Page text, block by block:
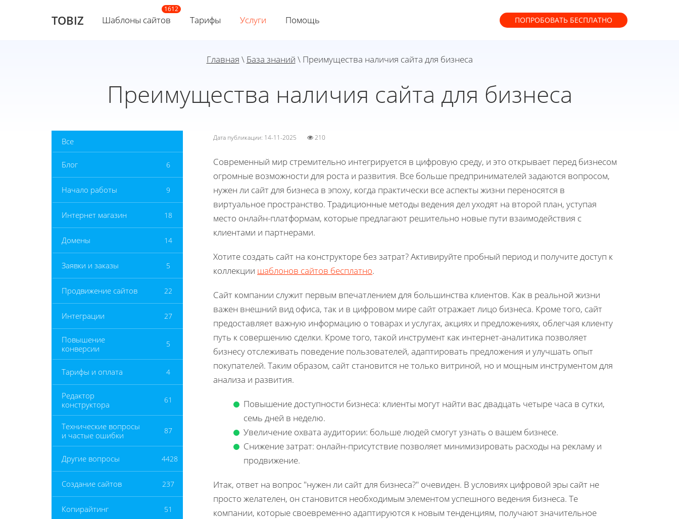
TOBIZ Шаблоны сайтов Тарифы Услуги Помощь ПОПРОБОВАТЬ БЕСПЛАТНО
Главная \ База знаний \ Преимущества наличия сайта для бизнеса
Преимущества наличия сайта для бизнеса
Все
Блог 6
Начало работы 9
Интернет магазин 18
Домены 14
Заявки и заказы 5
Продвижение сайтов 22
Интеграции 27
Повышение
конверсии
5
Тарифы и оплата 4
Редактор
конструктора
61
Технические вопросы
и частые ошибки
87
Другие вопросы 4428
Создание сайтов 237
Копирайтинг 51
Дата публикации: 14-11-2025 210
Современный мир стремительно интегрируется в цифровую среду, и это открывает перед бизнесом
огромные возможности для роста и развития. Все больше предпринимателей задаются вопросом,
нужен ли сайт для бизнеса в эпоху, когда практически все аспекты жизни переносятся в
виртуальное пространство. Традиционные методы ведения дел уходят на второй план, уступая
место онлайн-платформам, которые предлагают решительно новые пути взаимодействия с
клиентами и партнерами.
Хотите создать сайт на конструкторе без затрат? Активируйте пробный период и получите доступ к
коллекции шаблонов сайтов бесплатно.
Сайт компании служит первым впечатлением для большинства клиентов. Как в реальной жизни
важен внешний вид офиса, так и в цифровом мире сайт отражает лицо бизнеса. Кроме того, сайт
предоставляет важную информацию о товарах и услугах, акциях и предложениях, облегчая клиенту
путь к совершению сделки. Кроме того, такой инструмент как интернет-аналитика позволяет
бизнесу отслеживать поведение пользователей, адаптировать предложения и улучшать опыт
покупателей. Таким образом, сайт становится не только витриной, но и мощным инструментом для
анализа и развития.
Повышение доступности бизнеса: клиенты могут найти вас двадцать четыре часа в сутки,
семь дней в неделю.
Увеличение охвата аудитории: больше людей смогут узнать о вашем бизнесе.
Снижение затрат: онлайн-присутствие позволяет минимизировать расходы на рекламу и
продвижение.
Итак, ответ на вопрос "нужен ли сайт для бизнеса?" очевиден. В условиях цифровой эры сайт не
просто желателен, он становится необходимым элементом успешного ведения бизнеса. Те
компании, которые своевременно адаптируются к новым тенденциям, получают значительное